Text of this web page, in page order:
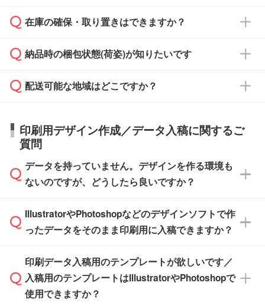
校や幼稚園・保育園であれば、同様の条件でご
ご希望の際は担当スタッフまでお気軽にご相談
ください。
たは注文フォームの『ご注文に関する備考欄』
ご入金確認後、1～2営業日で出荷いたしま
タッフまでお問い合わせください。
ル」に注文予定日をご入力いただくと、おおよ
その締切日や出荷目安をご確認いただけます。
品が決まりましたらお早めのご発注をお願いい
たします。
※土日祝日を除く営業日換算です。
※沖縄・離島は追加日数がかかります。
ご希望の納期がある場合は、お問い合わせ・お
い。
応が可能かご案内いたします。
す。>>対象商品はこちら
※最短出荷日は商品によって異なります。各商
品ページにてご確認ください
在庫の確保・取り置きはできますか？
ご入金確認後に在庫を確保し、注文確定のご連
はできかねますので予めご了承ください。
納品時の梱包状態(荷姿)が知りたいです
商品によって異なります。各ページにある商品
す。(白箱、化粧箱、ブリスターパックなど)
【袋入り】 商品がひとつずつ袋に入っていま
す。(透明袋、デザイン袋など)
【個包装なし】 個包装がされていない状態で
※化粧箱から白箱への入れ替えや、オリジナル
箱の作成は原則承っておりません。
配送可能な地域はどこですか？
日本全国へお届けが可能です。なお、海外への
直接納品は行っておりませんので予めご了承く
ださい。
印刷用デザイン作成／データ入稿に関するご
質問
データを持っていません。デザインを作る環境も
ないのですが、どうしたら良いですか？
無料の「デザインシミュレーター」を使えば、
PCやスマホから簡単にデザインを作成できま
ザインソフトがなくても安心です。
また、「データ作成サービス
IllustratorやPhotoshopなどのデザインソフトで作
ったデータをそのまま印刷用に入稿できますか？
IllustratorやPhotoshop、CLIP STUDIOなどのデ
ザインソフトでこだわりのデザインを作成した
い方は、完全データ入稿
印刷データ入稿用のテンプレートが欲しいです／
入稿用のテンプレートはIllustratorやPhotoshopで
使用できますか？